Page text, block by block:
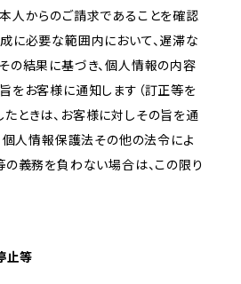
人からのご請求であることを確認
に必要な範囲内において、遅滞な
の結果に基づき、個人情報の内容
をお客様に通知します（訂正等を
ときは、お客様に対しその旨を通
、個人情報保護法その他の法令によ
の義務を負わない場合は、この限り
止等